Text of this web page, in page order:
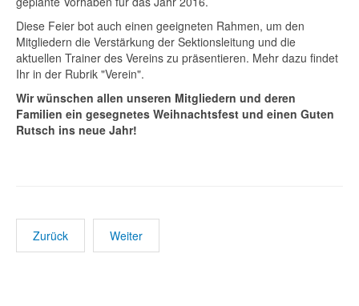
Diese Feier bot auch einen geeigneten Rahmen, um den
Mitgliedern die Verstärkung der Sektionsleitung und die
aktuellen Trainer des Vereins zu präsentieren. Mehr dazu findet
Ihr in der Rubrik "Verein".
Wir wünschen allen unseren Mitgliedern und deren
Familien ein gesegnetes Weihnachtsfest und einen Guten
Rutsch ins neue Jahr!
Zurück Weiter